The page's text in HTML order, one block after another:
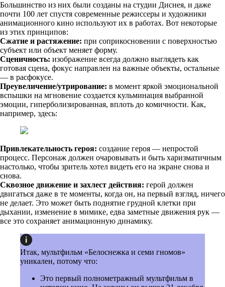
Большинство из них были созданы на студии Диснея, и даже
почти 100 лет спустя современные режиссеры и художники
анимационного кино используют их в работах. Вот некоторые
из этих принципов:
Сжатие и растяжение: при соприкосновении с поверхностью
субъект или объект меняет форму.
Сценичность: изображение всегда должно выглядеть как
готовая сцена, фокус направлен на важные объекты, остальные
— в расфокусе.
Преувеличение/утрирование: в момент яркой эмоциональной
вспышки на мгновение создается кульминация выбранной
эмоции, гиперболизированная, вплоть до комичности. Как,
например, здесь:
Привлекательность героя: создание героя — непростой
процесс. Персонаж должен очаровывать и быть харизматичным
настолько, чтобы зритель хотел видеть его на экране снова и
снова.
Сквозное движение и захлест действия: герой должен
двигаться даже в те моменты, когда он, на первый взгляд, ничего
не делает. Это может быть поднятие грудной клетки при
дыхании, изменение в мимике, едва заметные движения рук —
все это сохраняет анимационную динамику.
Итак, мультфильм «Белоснежка и семи гномов»
уникален, потому что:
Это первый полнометражный мультфильм в